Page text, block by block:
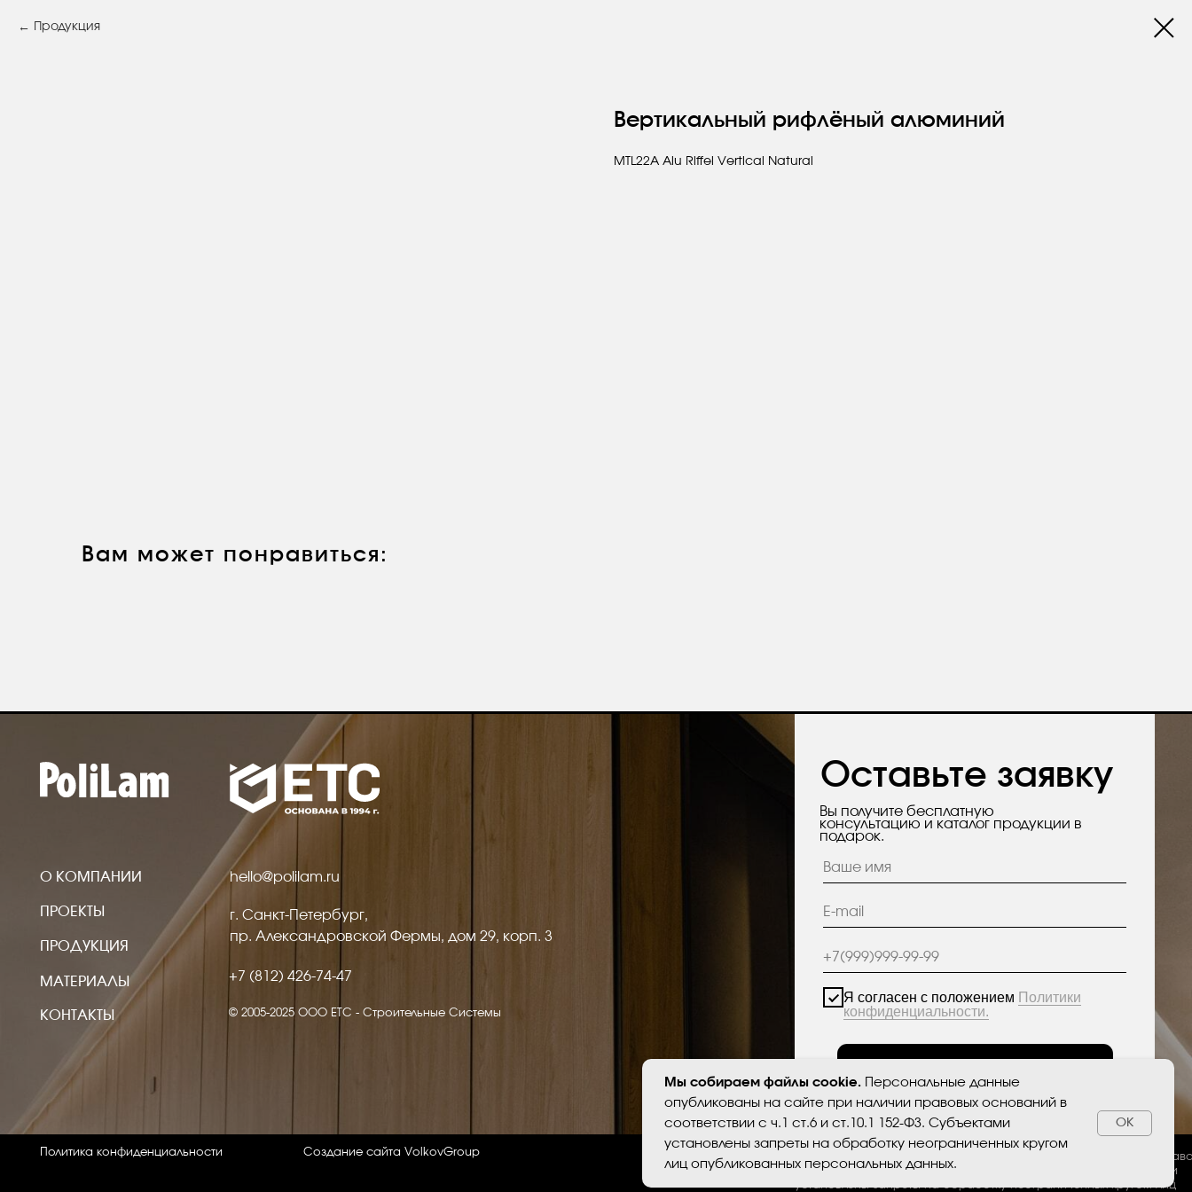
Продукция
Вертикальный рифлёный алюминий
MTL22A Alu Riffel Vertical Natural
Вам может понравиться:
МАТЕРИАЛЫ +7 (812) 426-74-47
hello@polilam.ru
КОНТАКТЫ
О КОМПАНИИ
г. Санкт-Петербург,
пр. Александровской Фермы, дом 29, корп. 3
конфиденциальности.
Отправить
Вы получите бесплатную
консультацию и каталог продукции в
подарок.
© 2005-2025 ООО ЕТС - Строительные Системы
Политика конфиденциальности
оснований в соответствии с ч.1 ст.6 и ст.10.1 152-ФЗ. Субъектами
установлены запреты на обработку неограниченных кругом лиц
Мы собираем файлы cookie. Персональные данные
опубликованы на сайте при наличии правовых оснований в
соответствии с ч.1 ст.6 и ст.10.1 152-ФЗ. Субъектами
установлены запреты на обработку неограниченных кругом
лиц опубликованных персональных данных.
ОК